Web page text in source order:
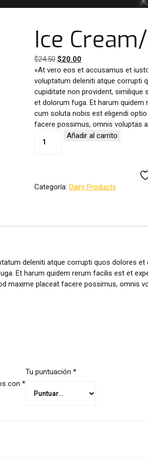
Ice
$24.50 El
precio
original
era:
$24.50.
$20.00El
precio
actual
es:
$20.00.
«At vero eos et accusamus et
voluptatum deleniti atque corrupti
cupiditate non provident, similique
et dolorum fuga. Et harum
cum soluta nobis est eligendi
facere possimus, omnis voluptas
Cream/Novelties
Añadir al carrito
Categoría: Dairy Products
deleniti atque corrupti quos dolores
Et harum quidem rerum facilis est et
placeat facere possimus, omnis
con *
Tu puntuación *